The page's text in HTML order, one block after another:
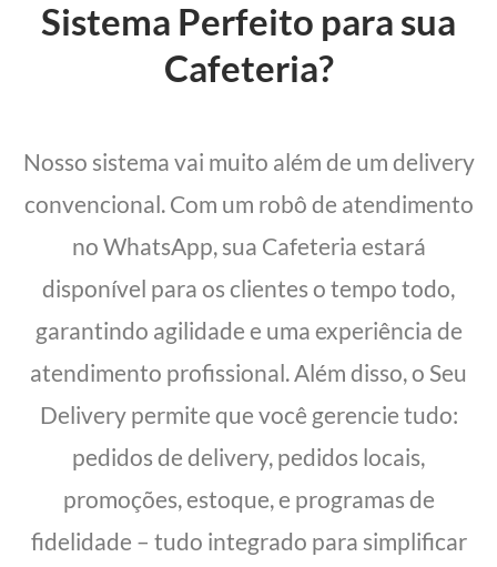
Sistema Perfeito para sua
Cafeteria?
Nosso sistema vai muito além de um delivery
convencional. Com um robô de atendimento
no WhatsApp, sua Cafeteria estará
disponível para os clientes o tempo todo,
garantindo agilidade e uma experiência de
atendimento profissional. Além disso, o Seu
Delivery permite que você gerencie tudo:
pedidos de delivery, pedidos locais,
promoções, estoque, e programas de
fidelidade – tudo integrado para simplificar